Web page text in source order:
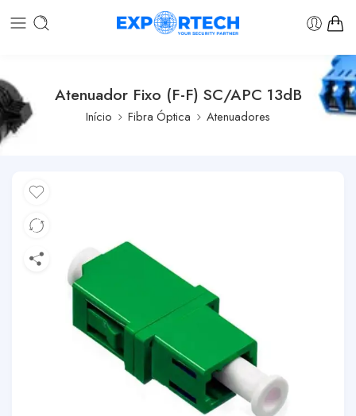
Atenuador Fixo (F-F) SC/APC 13dB
Início Fibra Óptica Atenuadores